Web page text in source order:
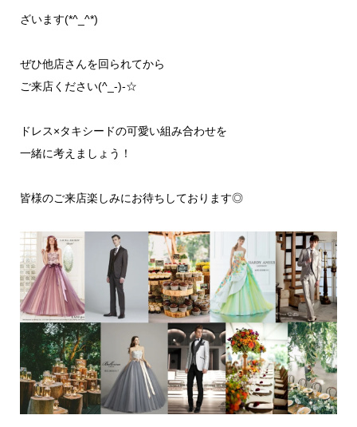
ざいます(*^_^*)
ぜひ他店さんを回られてから
ご来店ください(^_-)-☆
ドレス×タキシードの可愛い組み合わせを
一緒に考えましょう！
皆様のご来店楽しみにお待ちしております◎